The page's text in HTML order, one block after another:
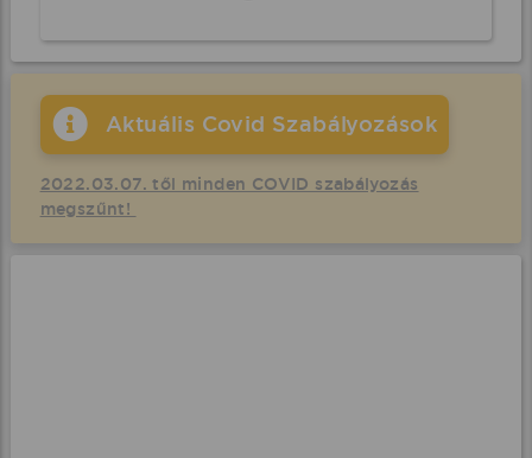
Aktuális Covid Szabályozások
2022.03.07. től minden COVID szabályozás
megszűnt!